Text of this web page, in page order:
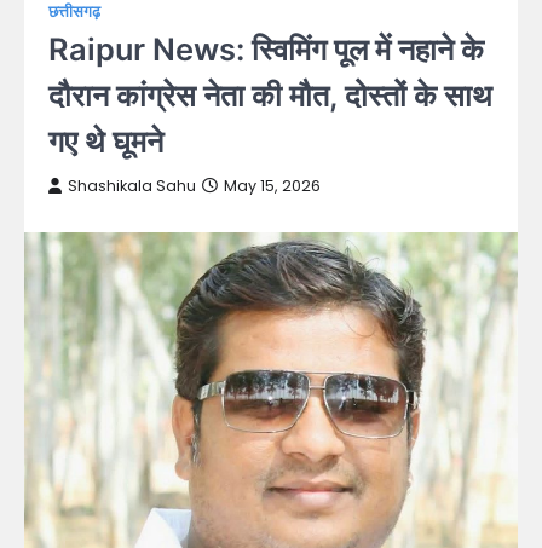
छत्तीसगढ़
Raipur News: स्विमिंग पूल में नहाने के
दौरान कांग्रेस नेता की मौत, दोस्तों के साथ
गए थे घूमने
Shashikala Sahu May 15, 2026